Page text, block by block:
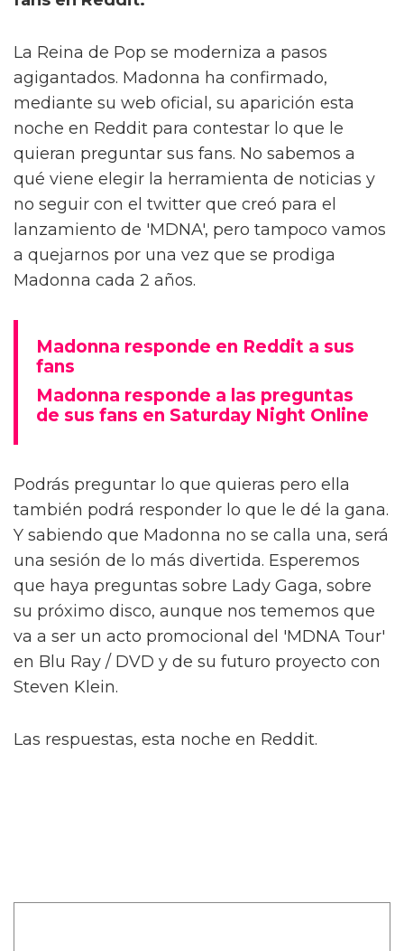
La Reina de Pop se moderniza a pasos
agigantados. Madonna ha confirmado,
mediante su web oficial, su aparición esta
noche en Reddit para contestar lo que le
quieran preguntar sus fans. No sabemos a
qué viene elegir la herramienta de noticias y
no seguir con el twitter que creó para el
lanzamiento de 'MDNA', pero tampoco vamos
a quejarnos por una vez que se prodiga
Madonna cada 2 años.
Madonna responde en Reddit a sus
fans
Madonna responde a las preguntas
de sus fans en Saturday Night Online
Podrás preguntar lo que quieras pero ella
también podrá responder lo que le dé la gana.
Y sabiendo que Madonna no se calla una, será
una sesión de lo más divertida. Esperemos
que haya preguntas sobre Lady Gaga, sobre
su próximo disco, aunque nos tememos que
va a ser un acto promocional del 'MDNA Tour'
en Blu Ray / DVD y de su futuro proyecto con
Steven Klein.
Las respuestas, esta noche en Reddit.